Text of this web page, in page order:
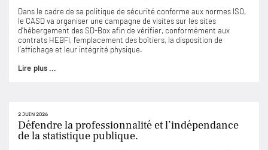
Dans le cadre de sa politique de sécurité conforme aux normes ISO,
le CASD va organiser une campagne de visites sur les sites
d’hébergement des SD-Box afin de vérifier, conformément aux
contrats HEBFI, l’emplacement des boîtiers, la disposition de
l’affichage et leur intégrité physique.
Lire plus ...
2 JUIN 2026
Défendre la professionnalité et l’indépendance
de la statistique publique.